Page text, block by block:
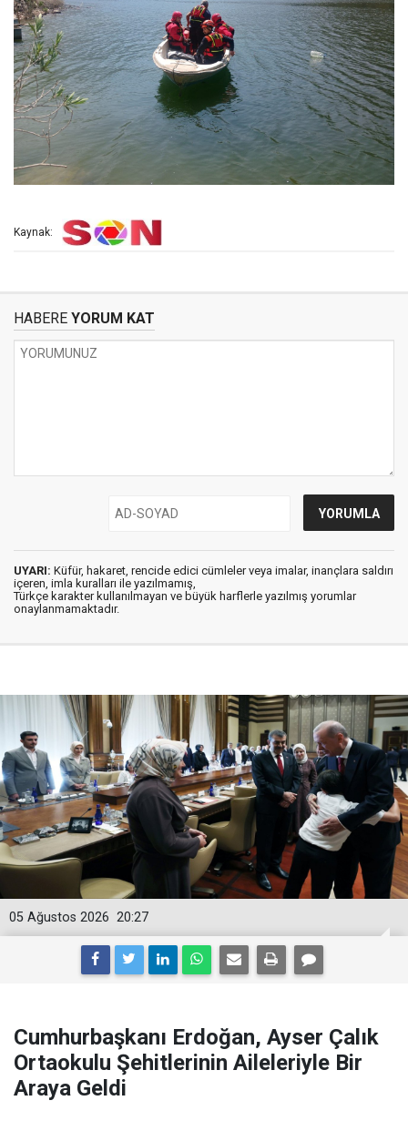
Kaynak:
HABERE YORUM KAT
UYARI: Küfür, hakaret, rencide edici cümleler veya imalar, inançlara saldırı
içeren, imla kuralları ile yazılmamış,
Türkçe karakter kullanılmayan ve büyük harflerle yazılmış yorumlar
onaylanmamaktadır.
20:27
05 Ağustos 2026
Cumhurbaşkanı Erdoğan, Ayser Çalık
Ortaokulu Şehitlerinin Aileleriyle Bir
Araya Geldi